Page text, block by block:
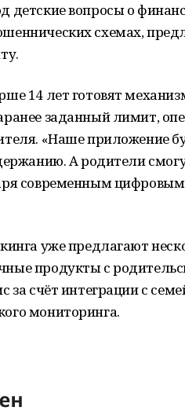
детские вопросы о
схемах,
14 лет готовят
заданный лимит,
«Наше приложение
А родители
современным
уже предлагают
продукты с
за счёт интеграции с
мониторинга.